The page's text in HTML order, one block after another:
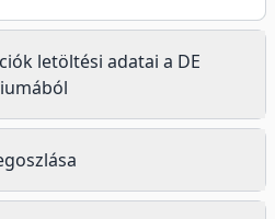
letöltési adatai a DE